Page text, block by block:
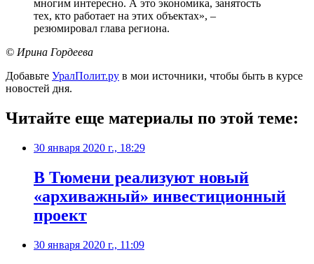
многим интересно. А это экономика, занятость
тех, кто работает на этих объектах», –
резюмировал глава региона.
© Ирина Гордеева
Добавьте УралПолит.ру в мои источники, чтобы быть в курсе
новостей дня.
Читайте еще материалы по этой теме:
30 января 2020 г., 18:29
В Тюмени реализуют новый
«архиважный» инвестиционный
проект
30 января 2020 г., 11:09